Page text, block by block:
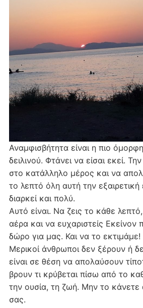
Αναμφισβήτητα είναι η πιο
δειλινού. Φτάνει να είσαι εκεί.
στο κατάλληλο μέρος και να
το λεπτό όλη αυτή την
διαρκεί και πολύ.
Αυτό είναι. Να ζεις το κάθε
αέρα και να ευχαριστείς
δώρο για μας. Και να το εκτιμάμε!
Μερικοί άνθρωποι δεν ξέρουν ή
είναι σε θέση να απολαύσουν
βρουν τι κρύβεται πίσω από το
την ουσία, τη ζωή. Μην το κάνετε
σας.